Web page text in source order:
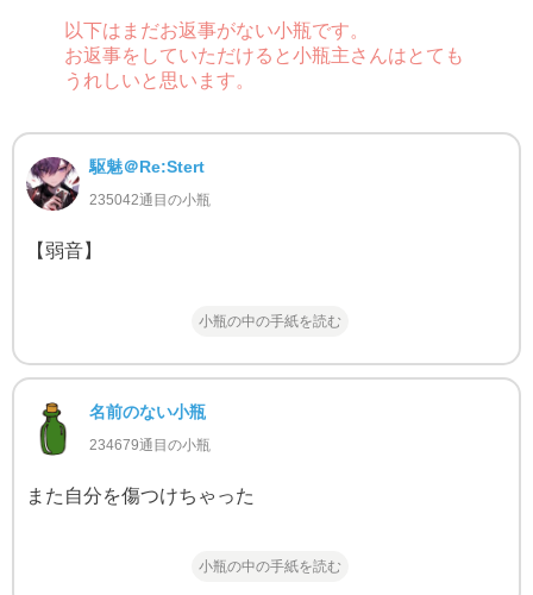
以下はまだお返事がない小瓶です。
お返事をしていただけると小瓶主さんはとても
うれしいと思います。
駆魅＠Re:Stert
235042通目の小瓶
【弱音】
小瓶の中の手紙を読む
名前のない小瓶
234679通目の小瓶
また自分を傷つけちゃった
小瓶の中の手紙を読む